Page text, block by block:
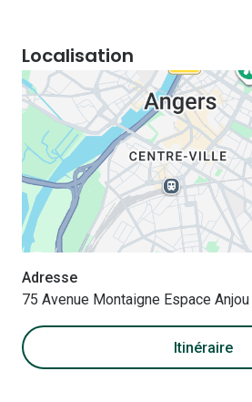
Localisation
Adresse
75 Avenue Montaigne Espace
Itinéraire